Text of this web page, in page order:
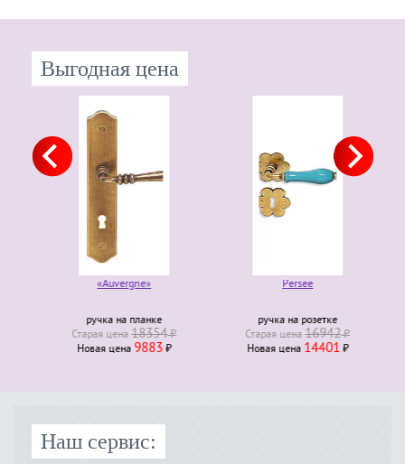
Выгодная цена
«Auvergne»
ручка на планке
Старая ценa18354₽
Новая ценa9883₽
Persee
ручка на розетке
Старая ценa16942₽
Новая ценa14401₽
Наш сервис: